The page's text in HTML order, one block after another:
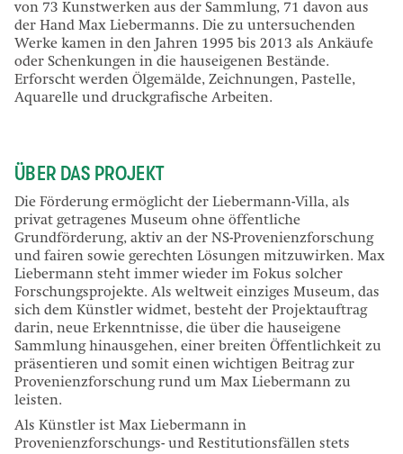
von 73 Kunstwerken aus der Sammlung, 71 davon aus
der Hand Max Liebermanns. Die zu untersuchenden
Werke kamen in den Jahren 1995 bis 2013 als Ankäufe
oder Schenkungen in die hauseigenen Bestände.
Erforscht werden Ölgemälde, Zeichnungen, Pastelle,
Aquarelle und druckgrafische Arbeiten.
ÜBER DAS PROJEKT
Die Förderung ermöglicht der Liebermann-Villa, als
privat getragenes Museum ohne öffentliche
Grundförderung, aktiv an der NS-Provenienzforschung
und fairen sowie gerechten Lösungen mitzuwirken. Max
Liebermann steht immer wieder im Fokus solcher
Forschungsprojekte. Als weltweit einziges Museum, das
sich dem Künstler widmet, besteht der Projektauftrag
darin, neue Erkenntnisse, die über die hauseigene
Sammlung hinausgehen, einer breiten Öffentlichkeit zu
präsentieren und somit einen wichtigen Beitrag zur
Provenienzforschung rund um Max Liebermann zu
leisten.
Als Künstler ist Max Liebermann in
Provenienzforschungs- und Restitutionsfällen stets